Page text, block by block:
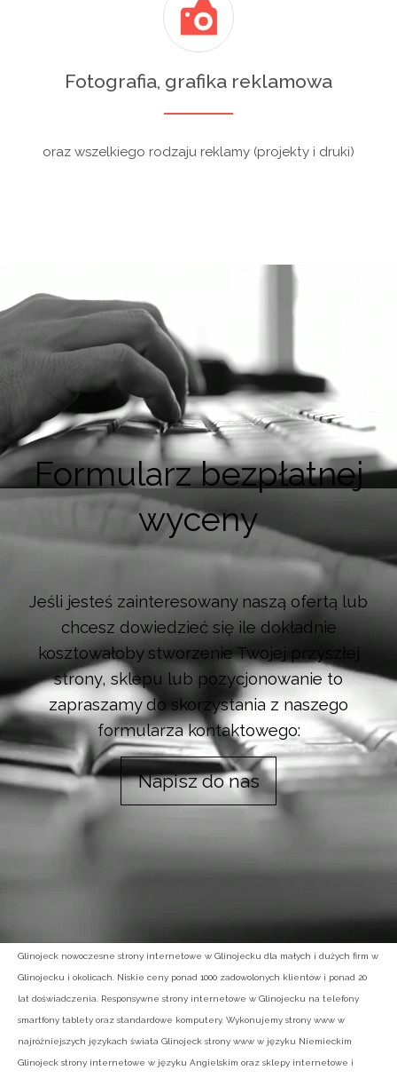
Fotografia, grafika reklamowa
oraz wszelkiego rodzaju reklamy (projekty i druki)
Formularz bezpłatnej
wyceny
Jeśli jesteś zainteresowany naszą ofertą lub
chcesz dowiedzieć się ile dokładnie
kosztowałoby stworzenie Twojej przyszłej
strony, sklepu lub pozycjonowanie to
zapraszamy do skorzystania z naszego
formularza kontaktowego:
Napisz do nas
Glinojeck nowoczesne strony internetowe w Glinojecku dla małych i dużych firm w
Glinojecku i okolicach. Niskie ceny ponad 1000 zadowolonych klientów i ponad 20
lat doświadczenia. Responsywne strony internetowe w Glinojecku na telefony
smartfony tablety oraz standardowe komputery. Wykonujemy strony www w
najróżniejszych językach świata Glinojeck strony www w języku Niemieckim
Glinojeck strony internetowe w języku Angielskim oraz sklepy internetowe i